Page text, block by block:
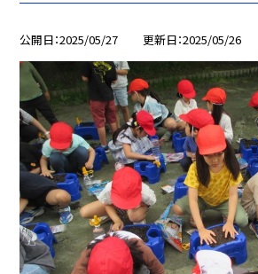
公開日 2025/05/27 更新日 2025/05/26